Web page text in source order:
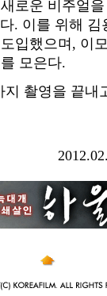
로운 비주얼
. 이를 위해
입했으며, 이
모은다.
촬영을 끝내